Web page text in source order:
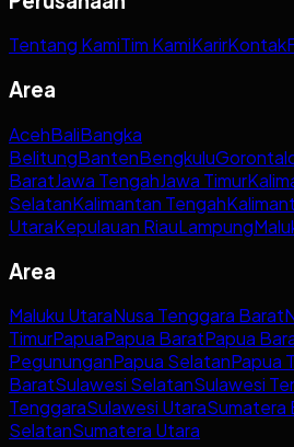
Tentang KamiTim KamiKarirKontak
Area
AcehBaliBangka
BelitungBantenBengkulu
BaratJawa TengahJawa Timur
SelatanKalimantan Tengah
UtaraKepulauan RiauLampung
Area
Maluku UtaraNusa Tenggara Barat
TimurPapuaPapua BaratPapua
PegununganPapua SelatanPapua
BaratSulawesi SelatanSulawesi
TenggaraSulawesi UtaraSumatera
SelatanSumatera Utara